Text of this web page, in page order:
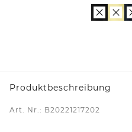
Produktbeschreibung
Art. Nr.: B20221217202